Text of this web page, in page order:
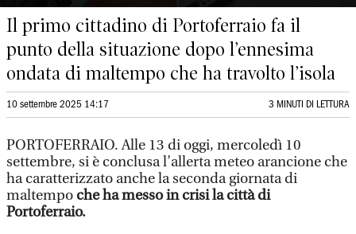
Il primo cittadino di Portoferraio fa il
punto della situazione dopo l’ennesima
ondata di maltempo che ha travolto l’isola
10 settembre 2025 14:17 3 MINUTI DI LETTURA
PORTOFERRAIO. Alle 13 di oggi, mercoledì 10
settembre, si è conclusa l’allerta meteo arancione che
ha caratterizzato anche la seconda giornata di
maltempo che ha messo in crisi la città di
Portoferraio.